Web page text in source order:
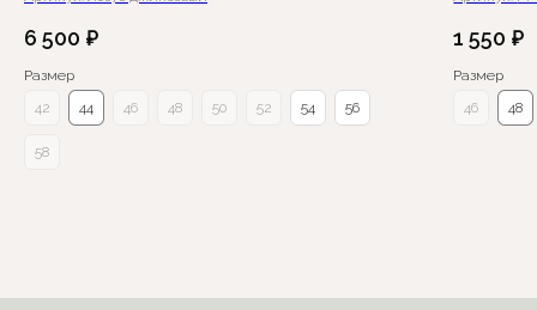
6 500 ₽
Размер
42
44 46 48 50 52 54 56
58
1 550 ₽
Размер
46
48